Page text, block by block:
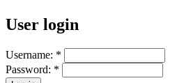
User login
Username: *
Password: *